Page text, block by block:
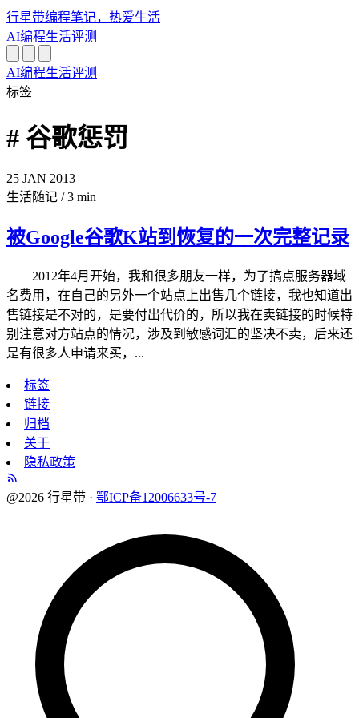
行星带编程笔记，热爱生活
AI编程生活评测
AI编程生活评测
标签
# 谷歌惩罚
25 JAN 2013
生活随记 / 3 min
被Google谷歌K站到恢复的一次完整记录
2012年4月开始，我和很多朋友一样，为了搞点服务器域
名费用，在自己的另外一个站点上出售几个链接，我也知道出
售链接是不对的，是要付出代价的，所以我在卖链接的时候特
别注意对方站点的情况，涉及到敏感词汇的坚决不卖，后来还
是有很多人申请来买，...
标签
链接
归档
关于
隐私政策
@2026 行星带 · 鄂ICP备12006633号-7